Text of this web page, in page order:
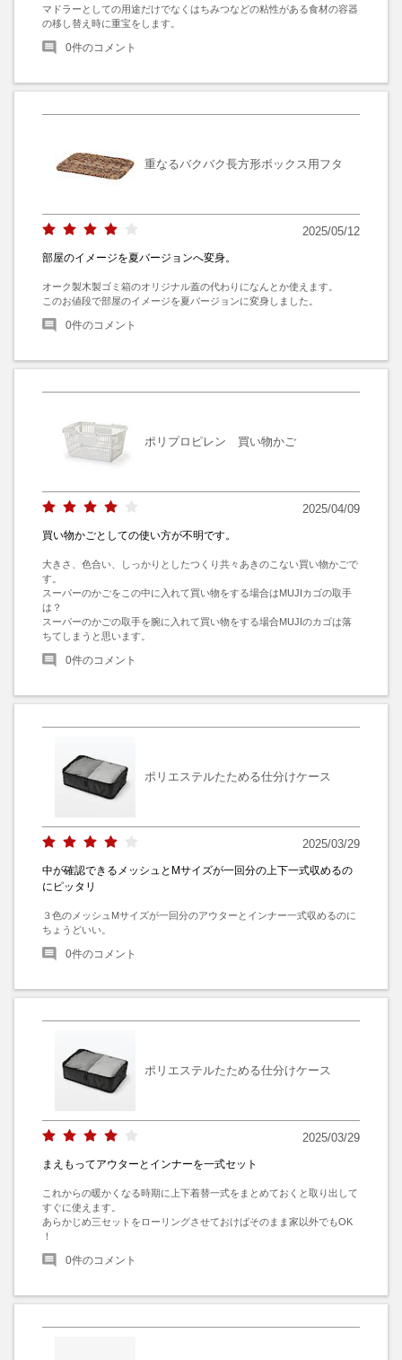
マドラーとしての用途だけでなくはちみつなどの粘性がある食材の容器
の移し替え時に重宝をします。
0件のコメント
重なるバクバク長方形ボックス用フタ
2025/05/12
部屋のイメージを夏バージョンへ変身。
オーク製木製ゴミ箱のオリジナル蓋の代わりになんとか使えます。
このお値段で部屋のイメージを夏バージョンに変身しました。
0件のコメント
ポリプロピレン 買い物かご
2025/04/09
買い物かごとしての使い方が不明です。
大きさ、色合い、しっかりとしたつくり共々あきのこない買い物かごで
す。
スーパーのかごをこの中に入れて買い物をする場合はMUJIカゴの取手
は？
スーパーのかごの取手を腕に入れて買い物をする場合MUJIのカゴは落
ちてしまうと思います。
0件のコメント
ポリエステルたためる仕分けケース
2025/03/29
中が確認できるメッシュとMサイズが一回分の上下一式収めるの
にピッタリ
３色のメッシュMサイズが一回分のアウターとインナー一式収めるのに
ちょうどいい。
0件のコメント
ポリエステルたためる仕分けケース
2025/03/29
まえもってアウターとインナーを一式セット
これからの暖かくなる時期に上下着替一式をまとめておくと取り出して
すぐに使えます。
あらかじめ三セットをローリングさせておけばそのまま家以外でもOK
！
0件のコメント